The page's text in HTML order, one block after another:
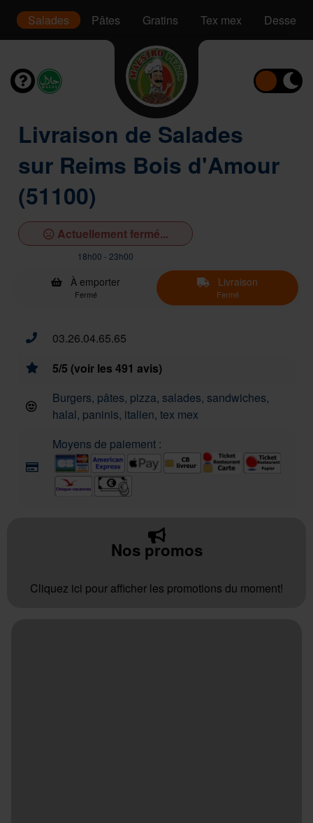
Salades Pâtes Gratins Tex mex Desserts
Livraison de Salades
sur Reims Bois d'Amour
(51100)
Actuellement fermé...
18h00 - 23h00
À emporter
Fermé
Livraison
Fermé
03.26.04.65.65
5/5 (voir les 491 avis)
Burgers, pâtes, pizza, salades, sandwiches,
halal, paninis, italien, tex mex
Moyens de paiement :
Nos promos
Cliquez ici pour afficher les promotions du moment!